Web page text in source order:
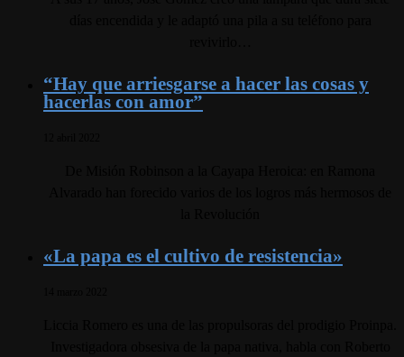
“Hay que arriesgarse a hacer las cosas y
hacerlas con amor”
«La papa es el cultivo de resistencia»